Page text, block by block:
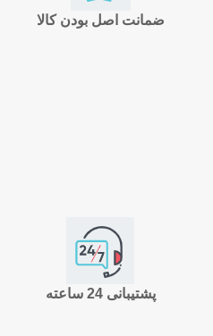
ضمانت اصل بودن کالا
پشتیبانی 24 ساعته